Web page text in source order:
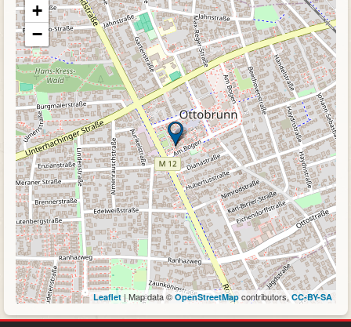
+
−
Leaflet| Map data © OpenStreetMapcontributors, CC-BY-SA